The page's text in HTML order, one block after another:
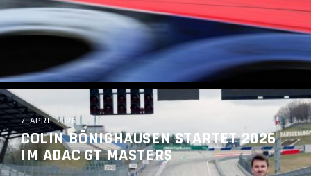
7. APRIL 2026
COLIN BÖNIGHAUSEN STARTET 2026
IM ADAC GT MASTERS